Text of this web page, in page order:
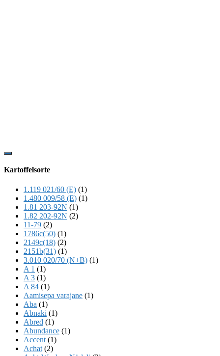
Show
Content
Kartoffelsorte
1.119 021/60 (E) (1)
1.480 009/58 (E) (1)
1.81 203-92N (1)
1.82 202-92N (2)
11-79 (2)
1786c(50) (1)
2149c(18) (2)
2151b(31) (1)
3.010 020/70 (N+B) (1)
A 1 (1)
A 3 (1)
A 84 (1)
Aamisepa varajane (1)
Aba (1)
Abnaki (1)
Abred (1)
Abundance (1)
Accent (1)
Achat (2)